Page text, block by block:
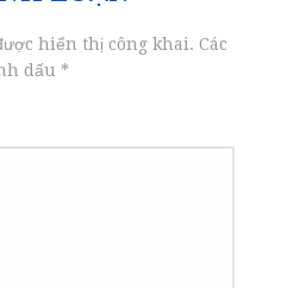
hiển thị công khai. Các
dấu *